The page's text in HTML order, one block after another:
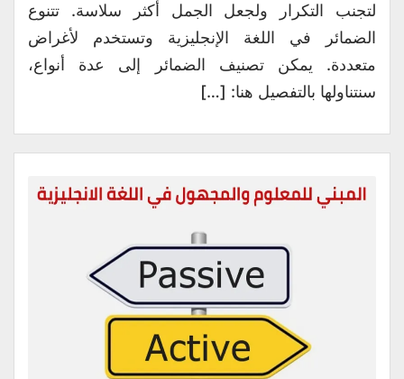
لتجنب التكرار ولجعل الجمل أكثر سلاسة. تتنوع
الضمائر في اللغة الإنجليزية وتستخدم لأغراض
متعددة. يمكن تصنيف الضمائر إلى عدة أنواع،
سنتناولها بالتفصيل هنا: […]